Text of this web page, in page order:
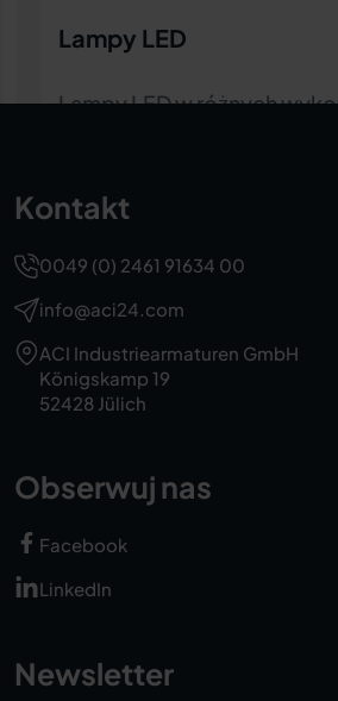
czynników chemicznych
Kontakt
0049 (0) 2461 91634 00
info@aci24.com
ACI Industriearmaturen GmbH
Königskamp 19
52428 Jülich
Obserwuj nas
Facebook
LinkedIn
Newsletter